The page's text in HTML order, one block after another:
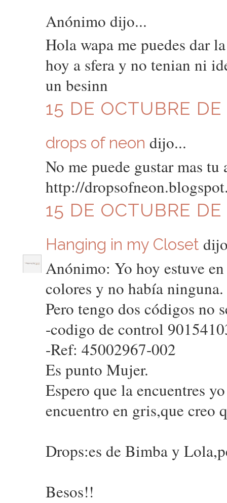
Anónimo dijo...
Hola wapa me puedes dar
hoy a sfera y no tenian ni
un besinn
15 DE OCTUBRE
drops of neon dijo...
No me puede gustar mas
http://
15 DE OCTUBRE
Hanging in my Closet
Anónimo: Yo hoy estuve
colores y no había ninguna.
Pero tengo dos códigos no
-codigo de control
-Ref: 45002967-002
Es punto Mujer.
Espero que la encuentres
encuentro en gris,que creo
Drops:es de Bimba y
Besos!!